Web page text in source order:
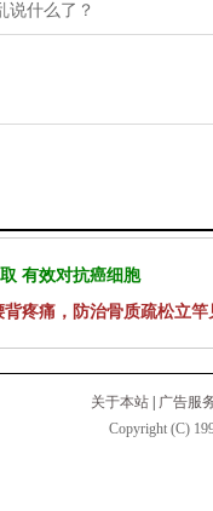
说什么了？
有效对抗癌细胞
疼痛，防治骨质疏松立竿
关于本站
广告服
Copyright (C)